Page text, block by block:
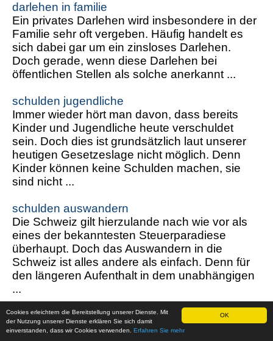
OK
Cookies erleichtern die Bereitstellung unserer Dienste. Mit
der Nutzung unserer Dienste erklären Sie sich damit
einverstanden, dass wir Cookies verwenden. Erfahren Sie mehr
darlehen in familie
Ein privates Darlehen wird insbesondere in der
Familie sehr oft vergeben. Häufig handelt es
sich dabei gar um ein zinsloses Darlehen.
Doch gerade, wenn diese Darlehen bei
öffentlichen Stellen als solche anerkannt ...
schulden jugendliche
Immer wieder hört man davon, dass bereits
Kinder und Jugendliche heute verschuldet
sein. Doch dies ist grundsätzlich laut unserer
heutigen Gesetzeslage nicht möglich. Denn
Kinder können keine Schulden machen, sie
sind nicht ...
schulden auswandern
Die Schweiz gilt hierzulande nach wie vor als
eines der bekanntesten Steuerparadiese
überhaupt. Doch das Auswandern in die
Schweiz ist alles andere als einfach. Denn für
den längeren Aufenthalt in dem unabhängigen
...
Vorsorgeaufwand freibetrag
Seit der Änderung 2009 werden nun alle